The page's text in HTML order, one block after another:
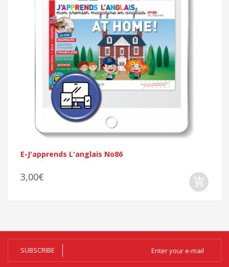
E-J'apprends L'anglais No86
3,00€
SUBSCRIBE